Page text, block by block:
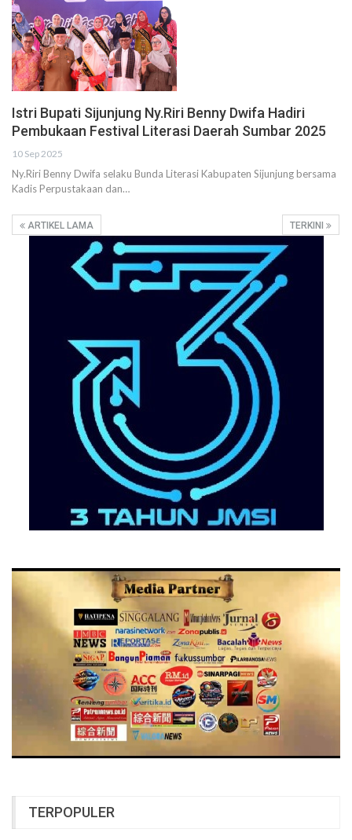
Istri Bupati Sijunjung Ny.Riri Benny Dwifa Hadiri
Pembukaan Festival Literasi Daerah Sumbar 2025
10 Sep 2025
Ny.Riri Benny Dwifa selaku Bunda Literasi Kabupaten Sijunjung bersama
Kadis Perpustakaan dan…
ARTIKEL LAMA TERKINI
TERPOPULER